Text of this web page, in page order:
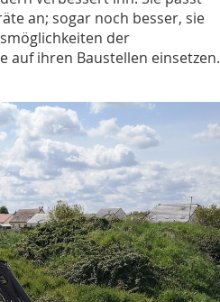
an; sogar noch besser, sie
der
auf ihren Baustellen einsetzen.